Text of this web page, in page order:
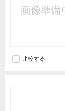
比較する